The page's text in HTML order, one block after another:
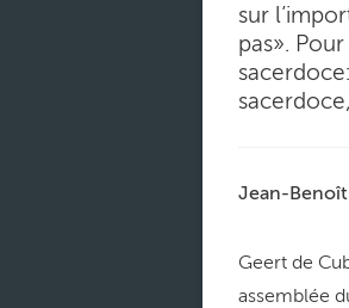
sur
pas».
Jean-
Geert de
assemblée